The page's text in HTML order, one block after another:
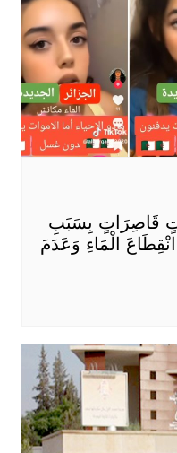
قَاصِرَاتٍ بِسَبَبِ
الْمَاءِ وَعَدَمَ